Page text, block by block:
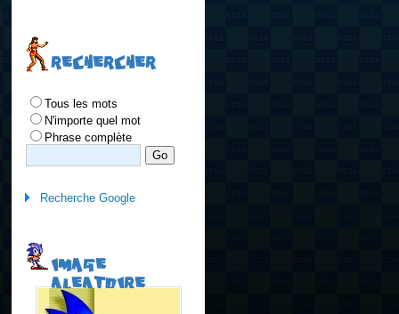
RECHERCHER
Tous les mots
N'importe quel mot
Phrase complète
Recherche Google
IMAGE
ALEATOIRE